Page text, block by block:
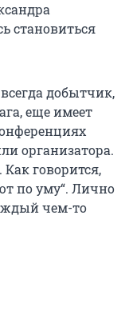
становиться
добытчик,
еще имеет
организатора.
говорится,
по уму“. Лично
чем-то